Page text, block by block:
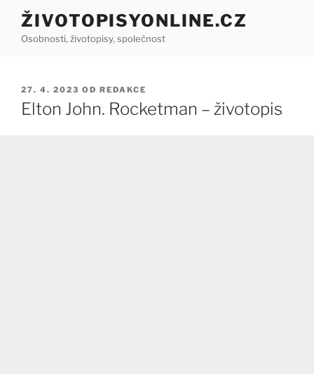
Přejít
obsahu
ŽIVOTOPISYONLINE.CZ
Osobnosti, životopisy, společnost
PUBLIKOVÁNO
27. 4. 2023 OD REDAKCE
Elton John. Rocketman – životopis